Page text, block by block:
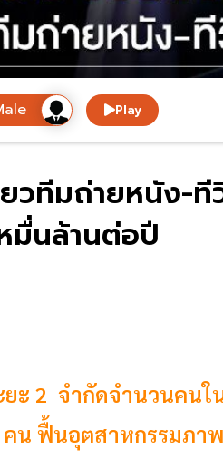
Play
วทีมถ่ายหนัง-
มื่นล้านต่อปี
ะ 2 จำกัดจำนวนคนใ
คน ฟื้นอุตสาหกรรมภ